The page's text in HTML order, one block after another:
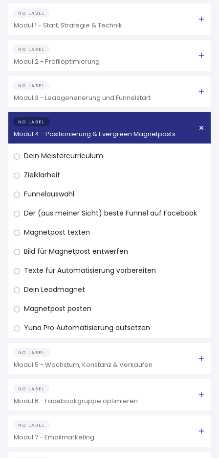
NO LABEL
Modul 1 - Start, Strategie & Technik
NO LABEL
Modul 2 - Profiloptimierung
NO LABEL
Modul 3 - Leadgenerierung und Funnelstart
NO LABEL
Modul 4 - Positionierung & Evergreen Magnetposts
Dein Meistercurriculum
Zielklarheit
Funnelauswahl
Der (aus meiner Sicht) beste Funnel auf Facebook
Magnetpost texten
Bild für Magnetpost entwerfen
Texte für Automatisierung vorbereiten
Dein Leadmagnet
Magnetpost posten
Yuna Pro Automatisierung aufsetzen
NO LABEL
Modul 5 - Wachstum, Konstanz & Verkaufen
NO LABEL
Modul 6 - Facebookgruppe optimieren
NO LABEL
Modul 7 - Emailmarketing